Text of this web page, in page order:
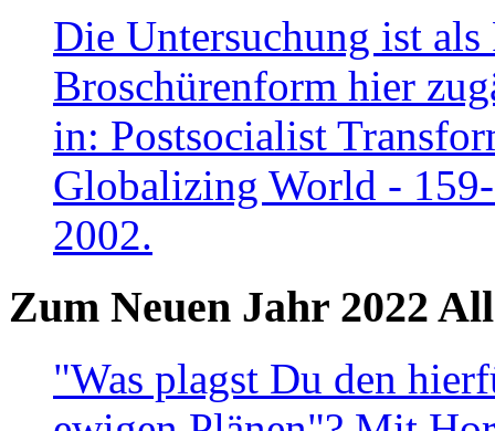
Die Untersuchung ist
Broschürenform hier
in: Postsocialist
Globalizing World -
2002.
Zum Neuen Jahr 2022
"Was plagst Du den